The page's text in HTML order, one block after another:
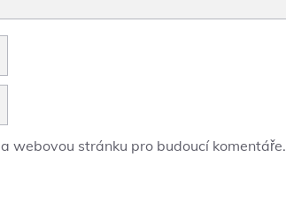
webovou stránku pro budoucí komentáře.